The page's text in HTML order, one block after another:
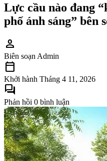
Lực cầu nào đang
phố ánh sáng” bên
person
Biên soạn Admin
calendar_today
Khởi hành Tháng 4 11, 2026
forum
Phản hồi 0 bình luận